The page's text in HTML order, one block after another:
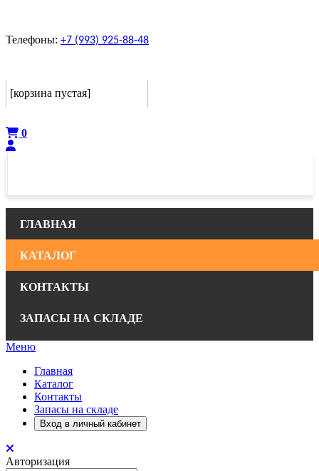
Телефоны: +7 (993) 925-88-48
[корзина пустая]
0
ГЛАВНАЯ
КАТАЛОГ
КОНТАКТЫ
ЗАПАСЫ НА СКЛАДЕ
Меню
Главная
Каталог
Контакты
Запасы на складе
Вход в личный кабинет
Авторизация